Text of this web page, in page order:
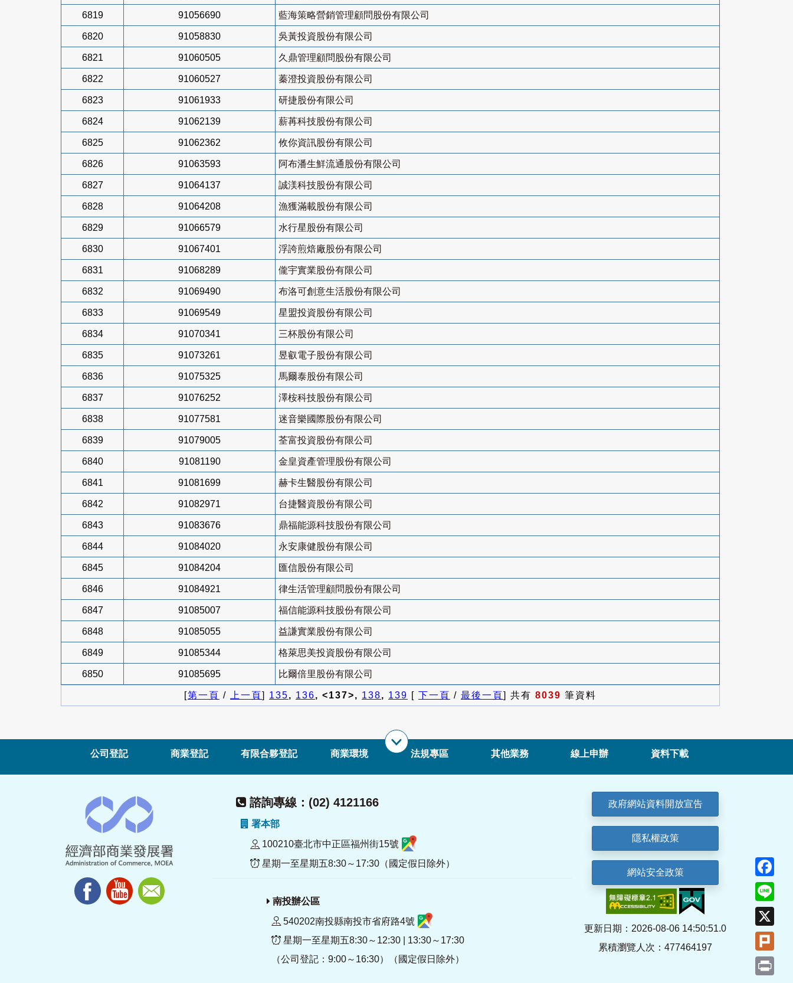
6819 91056690 藍海策略營銷管理顧問股份有限公司
6820 91058830 吳黃投資股份有限公司
6821 91060505 久鼎管理顧問股份有限公司
6822 91060527 蓁澄投資股份有限公司
6823 91061933 研捷股份有限公司
6824 91062139 薪苒科技股份有限公司
6825 91062362 攸你資訊股份有限公司
6826 91063593 阿布潘生鮮流通股份有限公司
6827 91064137 誠渼科技股份有限公司
6828 91064208 漁獲滿載股份有限公司
6829 91066579 水行星股份有限公司
6830 91067401 浮誇煎焙廠股份有限公司
6831 91068289 儱宇實業股份有限公司
6832 91069490 布洛可創意生活股份有限公司
6833 91069549 星盟投資股份有限公司
6834 91070341 三杯股份有限公司
6835 91073261 昱叡電子股份有限公司
6836 91075325 馬爾泰股份有限公司
6837 91076252 澤桉科技股份有限公司
6838 91077581 迷音樂國際股份有限公司
6839 91079005 荃富投資股份有限公司
6840 91081190 金皇資產管理股份有限公司
6841 91081699 赫卡生醫股份有限公司
6842 91082971 台捷醫資股份有限公司
6843 91083676 鼎福能源科技股份有限公司
6844 91084020 永安康健股份有限公司
6845 91084204 匯信股份有限公司
6846 91084921 律生活管理顧問股份有限公司
6847 91085007 福信能源科技股份有限公司
6848 91085055 益謙實業股份有限公司
6849 91085344 格萊思美投資股份有限公司
6850 91085695 比爾倍里股份有限公司
[第一頁 / 上一頁] 135, 136, <137>, 138, 139 [ 下一頁 / 最後一頁] 共有 8039 筆資料
公司登記 商業登記 有限合夥登記 商業環境 法規專區 其他業務 線上申辦 資料下載
諮詢專線：(02) 4121166
署本部
100210臺北市中正區福州街15號
星期一至星期五8:30～17:30（國定假日除外）
南投辦公區
540202南投縣南投市省府路4號
星期一至星期五8:30～12:30 | 13:30～17:30
（公司登記：9:00～16:30）（國定假日除外）
政府網站資料開放宣告
隱私權政策
網站安全政策
更新日期：2026-08-06 14:50:51.0
累積瀏覽人次：477464197